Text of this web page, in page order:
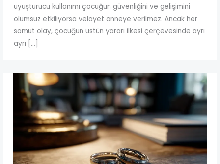
uyuşturucu kullanımı çocuğun güvenliğini ve gelişimini
olumsuz etkiliyorsa velayet anneye verilmez. Ancak her
somut olay, çocuğun üstün yararı ilkesi çerçevesinde ayrı
ayrı […]